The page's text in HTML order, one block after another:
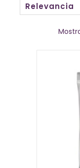
Relevancia